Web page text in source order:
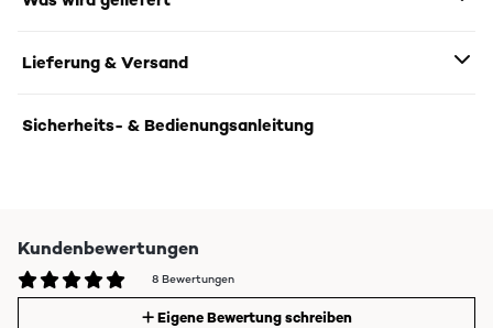
Lieferung & Versand
Sicherheits- & Bedienungsanleitung
Kundenbewertungen
8 Bewertungen
Eigene Bewertung schreiben